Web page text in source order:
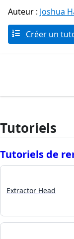
Auteur : Joshua
Créer un
Tutoriels
Tutoriels de
Extractor Head